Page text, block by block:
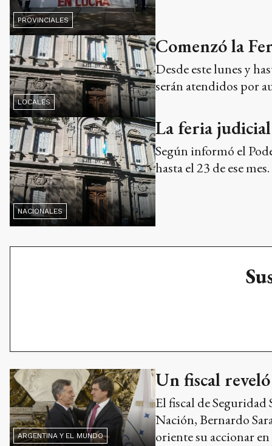
PROVINCIALES
LOCALES
Comenzó la
Desde este lunes y
serán atendidos por
NACIONALES
La feria
Según informó el
hasta el 23 de ese mes.
ARGENTINA Y EL MUNDO
Un fiscal
El fiscal de Seguridad
Nación, Bernardo
oriente su accionar